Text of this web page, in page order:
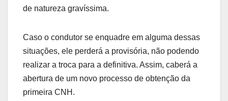
de natureza gravíssima.
Caso o condutor se enquadre em alguma dessas
situações, ele perderá a provisória, não podendo
realizar a troca para a definitiva. Assim, caberá a
abertura de um novo processo de obtenção da
primeira CNH.